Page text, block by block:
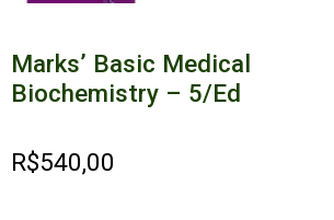
Marks’ Basic Medical
Biochemistry – 5/Ed
R$540,00